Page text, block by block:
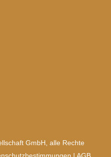
GmbH, alle Rechte